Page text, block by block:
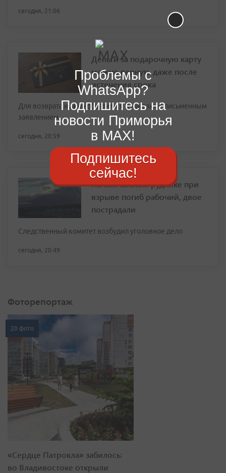
сегодня, 21:06
Деньги за подарочную карту
можно вернуть даже после
истечения срока
Для возврата нужно обратиться в магазин с письменным
заявлением
сегодня, 20:59
На камчатском руднике при
взрыве погиб рабочий, двое
пострадали
Следственный комитет возбудил уголовное дело
сегодня, 20:49
Фоторепортаж
20 фото
«Сердце Патрокла» забилось:
во Владивостоке открыли
Проблемы с
WhatsApp?
Подпишитесь на
новости Приморья
в MAX!
Подпишитесь
сейчас!